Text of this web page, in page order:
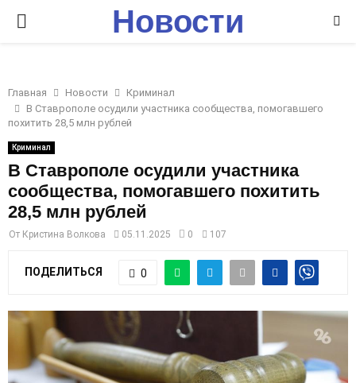
P
I
M
A
R
Y
M
E
Новости
Главная Новости
Криминал
В Ставрополе осудили участника сообщества, помогавшего
похитить 28,5 млн рублей
Криминал
В Ставрополе осудили участника
сообщества, помогавшего похитить
28,5 млн рублей
От Кристина Волкова 05.11.2025 0 107
ПОДЕЛИТЬСЯ 0